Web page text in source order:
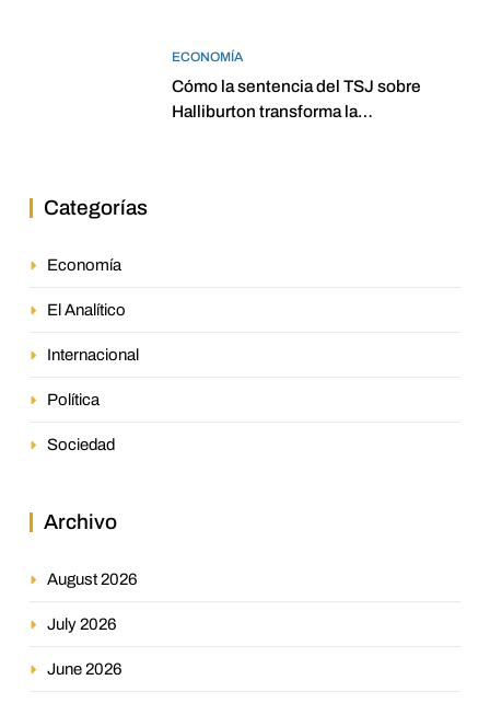
ECONOMÍA
Cómo la sentencia del TSJ sobre
Halliburton transforma la
Categorías
Economía
El Analítico
Internacional
Política
Sociedad
Archivo
August 2026
July 2026
June 2026